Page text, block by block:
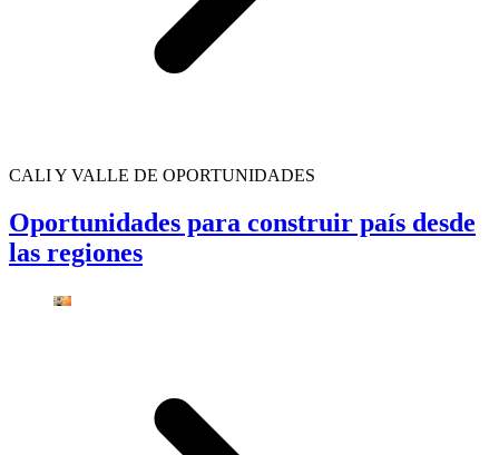
CALI Y VALLE DE OPORTUNIDADES
Oportunidades para construir país desde
las regiones